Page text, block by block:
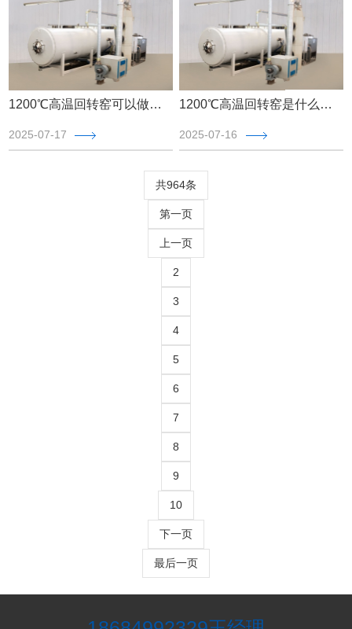
1200℃高温回转窑可以做什么，一文解答【实时更新】
2025-07-17
1200℃高温回转窑是什么，1200℃高温回转窑【最新更新】
2025-07-16
共964条
第一页
上一页
2
3
4
5
6
7
8
9
10
下一页
最后一页